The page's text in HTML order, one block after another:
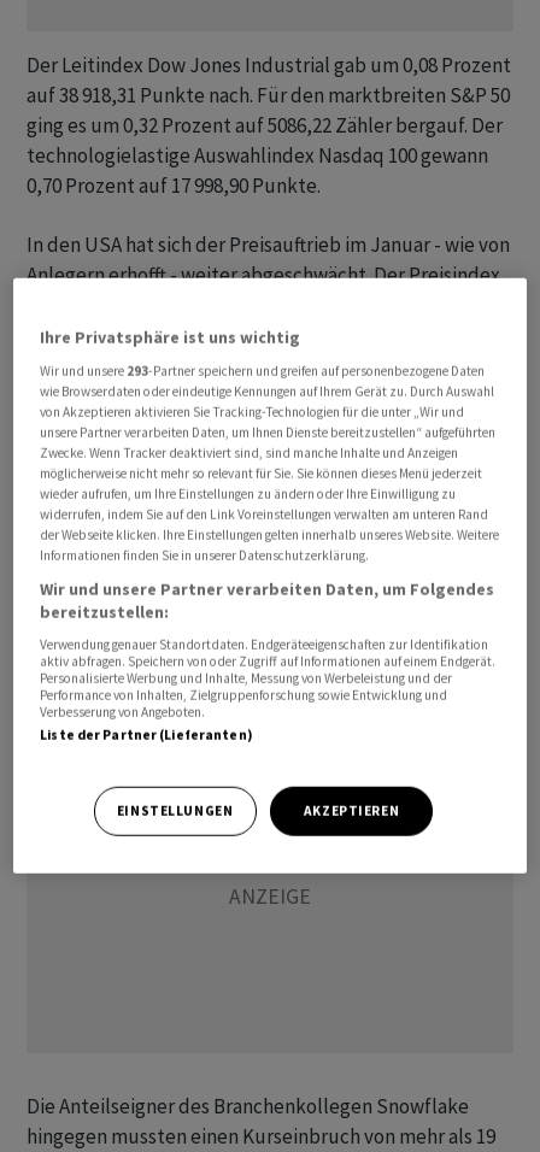
Der Leitindex Dow Jones Industrial gab um 0,08 Prozent
auf 38 918,31 Punkte nach. Für den marktbreiten S&P 50
ging es um 0,32 Prozent auf 5086,22 Zähler bergauf. Der
technologielastige Auswahlindex Nasdaq 100 gewann
0,70 Prozent auf 17 998,90 Punkte.
In den USA hat sich der Preisauftrieb im Januar - wie von
Anlegern erhofft - weiter abgeschwächt. Der Preisindex
Prozent. Im Dezember waren es noch 2,6 Prozent
gewesen. Die Kernrate (ohne Energie- und
Nahrungsmittel) sank von 2,9 Prozent im Vormonat auf
2,8 Prozent. Der PCE-Index ist das bevorzugte Preismass
der US-Notenbank Fed. Die Preisentwicklung war von
Ökonomen so erwartet worden.
Ansonsten bestimmte die laufende Berichtssaison das
Salesforce wog die übertroffene Gewinnprognose im
vergangenen Quartal schwerer als ein enttäuschender
Umsatzausblick. Damit stiegen die Papiere im Dow um
1,9 Prozent.
Die Anteilseigner des Branchenkollegen Snowflake
hingegen mussten einen Kurseinbruch von mehr als 19
Ihre Privatsphäre ist uns wichtig
Wir und unsere 293-Partner speichern und greifen auf personenbezogene Daten
wie Browserdaten oder eindeutige Kennungen auf Ihrem Gerät zu. Durch Auswahl
von Akzeptieren aktivieren Sie Tracking-Technologien für die unter „Wir und
unsere Partner verarbeiten Daten, um Ihnen Dienste bereitzustellen“ aufgeführten
Zwecke. Wenn Tracker deaktiviert sind, sind manche Inhalte und Anzeigen
möglicherweise nicht mehr so relevant für Sie. Sie können dieses Menü jederzeit
wieder aufrufen, um Ihre Einstellungen zu ändern oder Ihre Einwilligung zu
widerrufen, indem Sie auf den Link Voreinstellungen verwalten am unteren Rand
der Webseite klicken. Ihre Einstellungen gelten innerhalb unseres Website. Weitere
Informationen finden Sie in unserer Datenschutzerklärung.
Wir und unsere Partner verarbeiten Daten, um Folgendes
bereitzustellen:
Verwendung genauer Standortdaten. Endgeräteeigenschaften zur Identifikation
aktiv abfragen. Speichern von oder Zugriff auf Informationen auf einem Endgerät.
Personalisierte Werbung und Inhalte, Messung von Werbeleistung und der
Performance von Inhalten, Zielgruppenforschung sowie Entwicklung und
Verbesserung von Angeboten.
Liste der Partner (Lieferanten)
EINSTELLUNGEN AKZEPTIEREN